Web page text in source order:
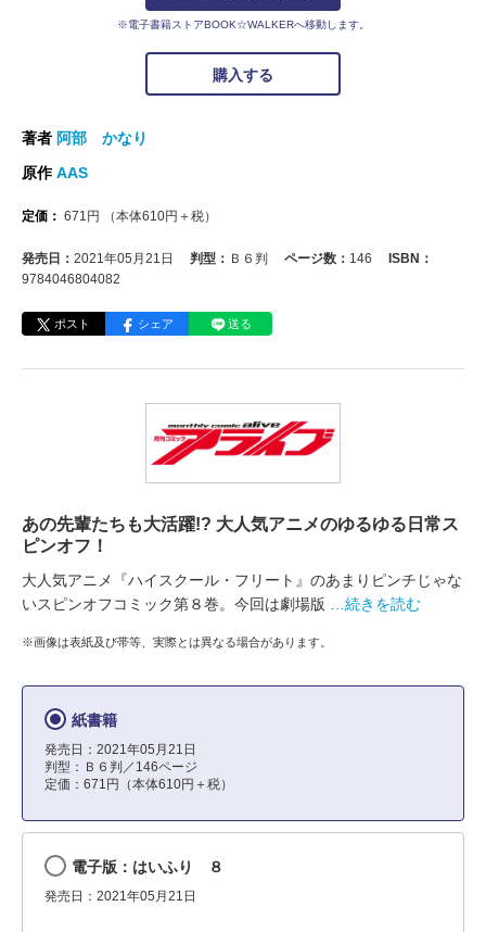
※電子書籍ストアBOOK☆WALKERへ移動します。
購入する
著者 阿部 かなり
原作AAS
定価： 671 円 （本体610円＋税）
発売日： 2021年05月21日 判型： Ｂ６判 ページ数： 146
ISBN：
9784046804082
ポスト シェア 送る
あの先輩たちも大活躍!? 大人気アニメのゆるゆる日常ス
ピンオフ！
大人気アニメ『ハイスクール・フリート』のあまりピンチじゃな
いスピンオフコミック第８巻。今回は劇場版
…続きを読む
※画像は表紙及び帯等、実際とは異なる場合があります。
紙書籍
発売日：2021年05月21日
判型：Ｂ６判／146ページ
定価：671円（本体610円＋税）
電子版：はいふり ８
発売日：2021年05月21日